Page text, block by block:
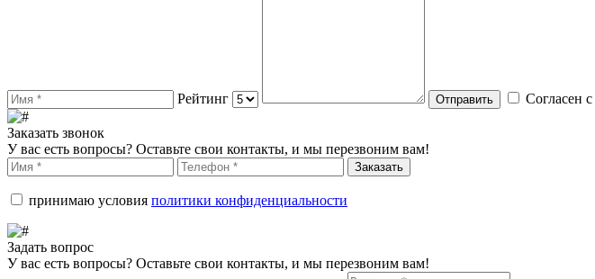
Рейтинг Отправить Согласен с
Заказать звонок
У вас есть вопросы? Оставьте свои контакты, и мы перезвоним вам!
Заказать
принимаю условия политики конфиденциальности
Задать вопрос
У вас есть вопросы? Оставьте свои контакты, и мы перезвоним вам!